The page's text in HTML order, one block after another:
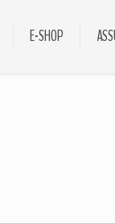
E-SHOP